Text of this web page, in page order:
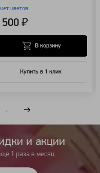
цветов
500 ₽
Купить в 1 клик
В корзину
и акции
1 раза в месяц